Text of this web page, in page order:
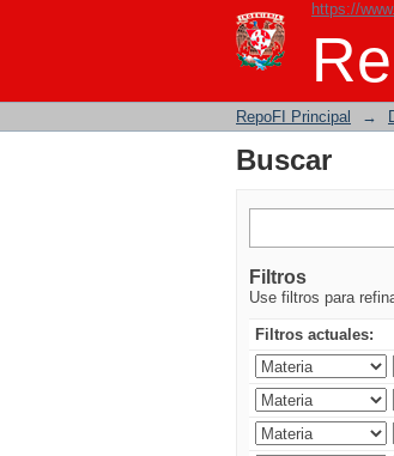
https://
Buscar
RepoFI Principal →
Buscar
Filtros
Use filtros para
Filtros actuales: